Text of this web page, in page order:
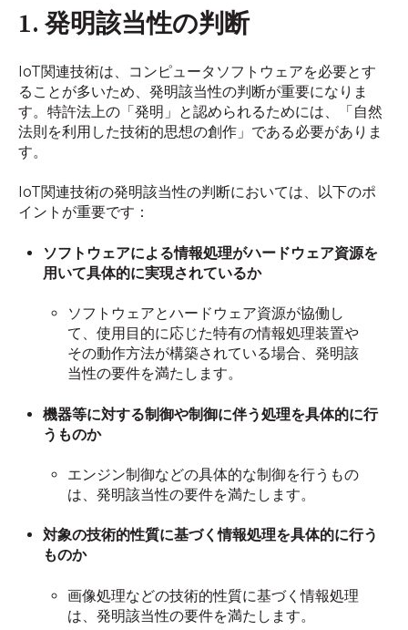
1. 発明該当性の判断
IoT関連技術は、コンピュータソフトウェアを必要とす
ることが多いため、発明該当性の判断が重要になりま
す。特許法上の「発明」と認められるためには、「自然
法則を利用した技術的思想の創作」である必要がありま
す。
IoT関連技術の発明該当性の判断においては、以下のポ
イントが重要です：
ソフトウェアによる情報処理がハードウェア資源を
用いて具体的に実現されているか
ソフトウェアとハードウェア資源が協働し
て、使用目的に応じた特有の情報処理装置や
その動作方法が構築されている場合、発明該
当性の要件を満たします。
機器等に対する制御や制御に伴う処理を具体的に行
うものか
エンジン制御などの具体的な制御を行うもの
は、発明該当性の要件を満たします。
対象の技術的性質に基づく情報処理を具体的に行う
ものか
画像処理などの技術的性質に基づく情報処理
は、発明該当性の要件を満たします。